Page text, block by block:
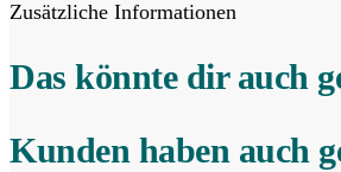
Zusätzliche Informationen
Das könnte dir auch
Kunden haben auch